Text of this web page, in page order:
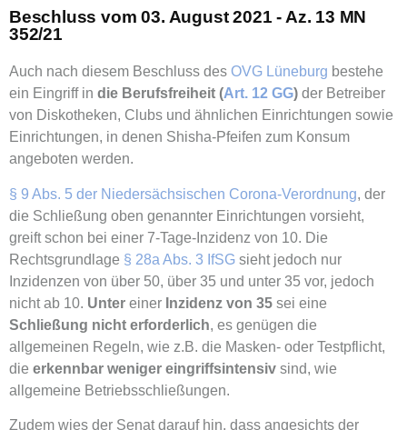
Beschluss vom 03. August 2021 - Az. 13 MN
352/21
Auch nach diesem Beschluss des OVG Lüneburg bestehe
ein Eingriff in die Berufsfreiheit (Art. 12 GG) der Betreiber
von Diskotheken, Clubs und ähnlichen Einrichtungen sowie
Einrichtungen, in denen Shisha-Pfeifen zum Konsum
angeboten werden.
§ 9 Abs. 5 der Niedersächsischen Corona-Verordnung, der
die Schließung oben genannter Einrichtungen vorsieht,
greift schon bei einer 7-Tage-Inzidenz von 10. Die
Rechtsgrundlage § 28a Abs. 3 IfSG sieht jedoch nur
Inzidenzen von über 50, über 35 und unter 35 vor, jedoch
nicht ab 10. Unter einer Inzidenz von 35 sei eine
Schließung nicht erforderlich, es genügen die
allgemeinen Regeln, wie z.B. die Masken- oder Testpflicht,
die erkennbar weniger eingriffsintensiv sind, wie
allgemeine Betriebsschließungen.
Zudem wies der Senat darauf hin, dass angesichts der